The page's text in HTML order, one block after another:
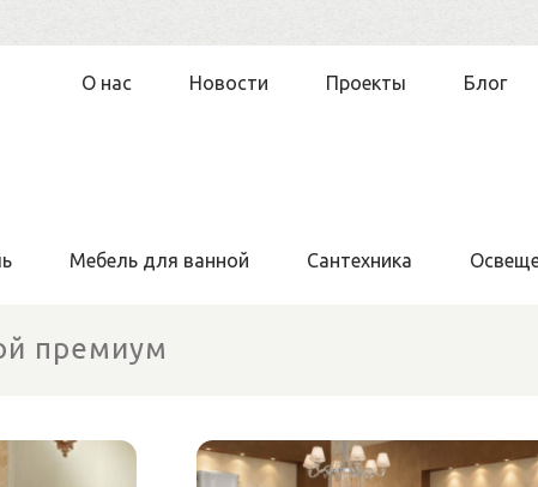
О нас Новости Проекты Блог
Мебель для ванной Сантехника
премиум